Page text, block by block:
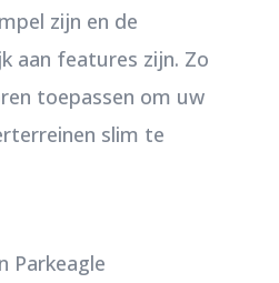
zijn en de
aan features zijn. Zo
toepassen om uw
slim te
Parkeagle